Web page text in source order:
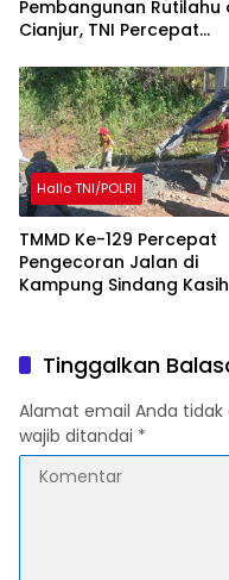
Pembangunan Rutilahu
Cianjur, TNI Percepat
Hunian Warga
Hallo TNI/POLRI
TMMD Ke-129 Percepat
Pengecoran Jalan di
Kampung Sindang
Tinggalkan
Alamat email Anda tidak
wajib ditandai *